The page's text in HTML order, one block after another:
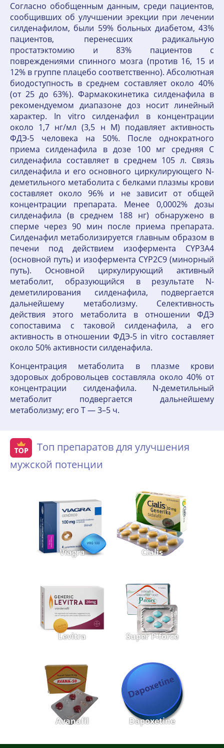
Согласно обобщенным данным, среди пациентов,
сообщивших об улучшении эрекции при лечении
силденафилом, были 59% больных диабетом, 43%
пациентов, перенесших радикальную
простатэктомию и 83% пациентов с
повреждениями спинного мозга (против 16, 15 и
12% в группе плацебо соответственно). Абсолютная
биодоступность в среднем составляет около 40%
(от 25 до 63%). Фармакокинетика силденафила в
рекомендуемом диапазоне доз носит линейный
характер. In vitro силденафил в концентрации
около 1,7 нг/мл (3,5 н М) подавляет активность
ФДЭ-5 человека на 50%. После однократного
приема силденафила в дозе 100 мг средняя C
силденафила составляет в среднем 105 л. Связь
силденафила и его основного циркулирующего N-
деметильного метаболита с белками плазмы крови
составляет около 96% и не зависит от общей
концентрации препарата. Менее 0,0002% дозы
силденафила (в среднем 188 нг) обнаружено в
сперме через 90 мин после приема препарата.
Силденафил метаболизируется главным образом в
печени под действием изофермента CYP3A4
(основной путь) и изофермента CYP2C9 (минорный
путь). Основной циркулирующий активный
метаболит, образующийся в результате N-
деметилирования силденафила, подвергается
дальнейшему метаболизму. Селективность
действия этого метаболита в отношении ФДЭ
сопоставима с таковой силденафила, а его
активность в отношении ФДЭ-5 in vitro составляет
около 50% активности силденафила.
Концентрация метаболита в плазме крови
здоровых добровольцев составляла около 40% от
концентрации силденафила. N-деметильный
метаболит подвергается дальнейшему
метаболизму; его T — 3–5 ч.
Топ препаратов для улучшения
мужской потенции
Viagra Cialis
Levitra Super P-force
Avanafil Dapoxetine